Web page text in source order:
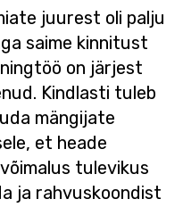
juurest oli palju
saime kinnitust
on järjest
Kindlasti tuleb
mängijate
et heade
tulevikus
ja rahvuskoondist